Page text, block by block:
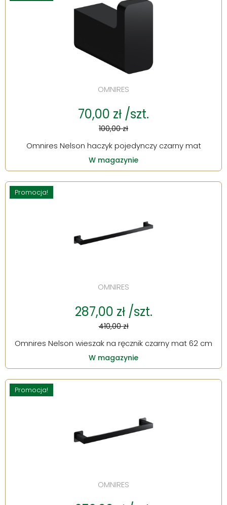
OMNIRES
70,00 zł /szt.
100,00 zł
Omnires Nelson haczyk pojedynczy czarny mat
W magazynie
Promocja!
OMNIRES
287,00 zł /szt.
410,00 zł
Omnires Nelson wieszak na ręcznik czarny mat 62 cm
W magazynie
Promocja!
OMNIRES